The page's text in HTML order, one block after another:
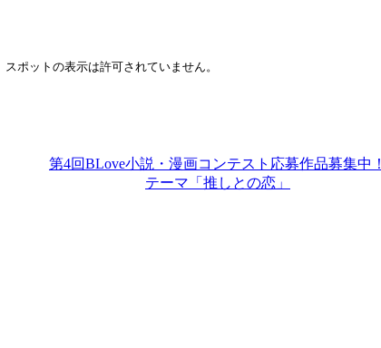
第4回BLove小説・漫画コンテスト応募作品募集中！
テーマ「推しとの恋」